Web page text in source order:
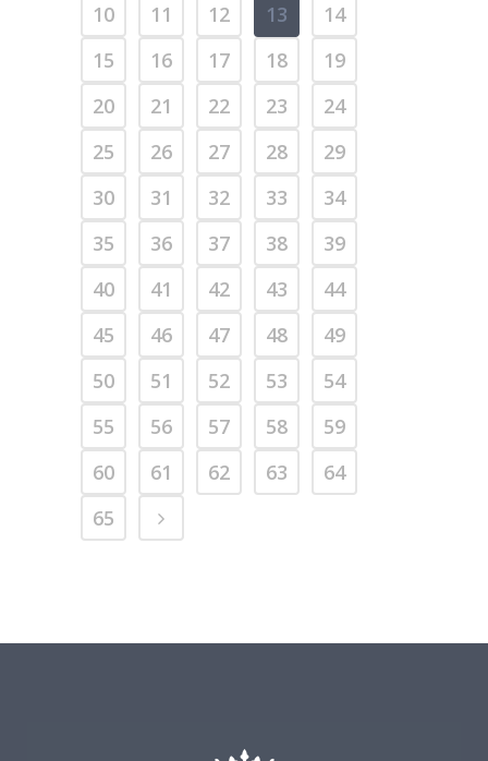
10
11 12 13
14
15
16 17 18
19
20
21 22 23
24
25
26 27 28
29
30
31 32 33
34
35
36 37 38
39
40
41 42 43
44
45
46 47 48
49
50
51 52 53
54
55
56 57 58
59
60
61 62 63
64
65